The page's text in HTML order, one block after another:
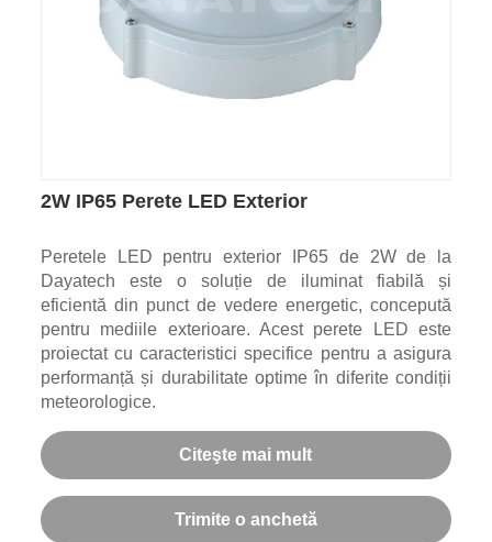
2W IP65 Perete LED Exterior
Peretele LED pentru exterior IP65 de 2W de la
Dayatech este o soluție de iluminat fiabilă și
eficientă din punct de vedere energetic, concepută
pentru mediile exterioare. Acest perete LED este
proiectat cu caracteristici specifice pentru a asigura
performanță și durabilitate optime în diferite condiții
meteorologice.
Citeşte mai mult
Trimite o anchetă